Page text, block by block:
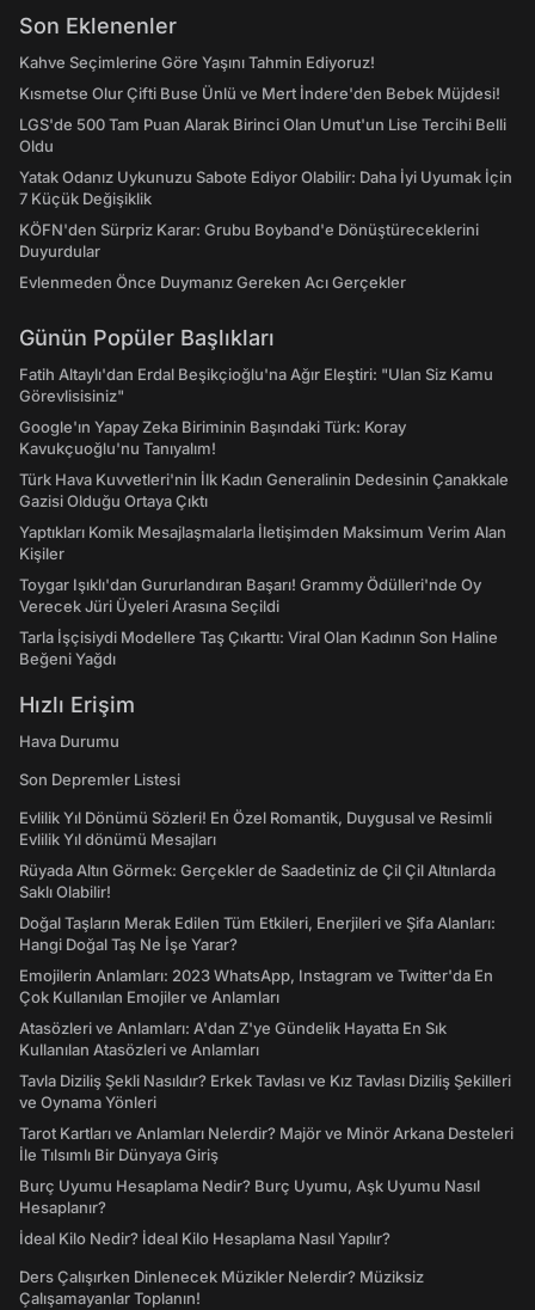
Son Eklenenler
Kahve Seçimlerine Göre Yaşını Tahmin Ediyoruz!
Kısmetse Olur Çifti Buse Ünlü ve Mert İndere'den Bebek Müjdesi!
LGS'de 500 Tam Puan Alarak Birinci Olan Umut'un Lise Tercihi Belli
Oldu
Yatak Odanız Uykunuzu Sabote Ediyor Olabilir: Daha İyi Uyumak İçin
7 Küçük Değişiklik
KÖFN'den Sürpriz Karar: Grubu Boyband'e Dönüştüreceklerini
Duyurdular
Evlenmeden Önce Duymanız Gereken Acı Gerçekler
Günün Popüler Başlıkları
Fatih Altaylı'dan Erdal Beşikçioğlu'na Ağır Eleştiri: "Ulan Siz Kamu
Görevlisisiniz"
Google'ın Yapay Zeka Biriminin Başındaki Türk: Koray
Kavukçuoğlu'nu Tanıyalım!
Türk Hava Kuvvetleri'nin İlk Kadın Generalinin Dedesinin Çanakkale
Gazisi Olduğu Ortaya Çıktı
Yaptıkları Komik Mesajlaşmalarla İletişimden Maksimum Verim Alan
Kişiler
Toygar Işıklı'dan Gururlandıran Başarı! Grammy Ödülleri'nde Oy
Verecek Jüri Üyeleri Arasına Seçildi
Tarla İşçisiydi Modellere Taş Çıkarttı: Viral Olan Kadının Son Haline
Beğeni Yağdı
Hızlı Erişim
Hava Durumu
Son Depremler Listesi
Evlilik Yıl Dönümü Sözleri! En Özel Romantik, Duygusal ve Resimli
Evlilik Yıl dönümü Mesajları
Rüyada Altın Görmek: Gerçekler de Saadetiniz de Çil Çil Altınlarda
Saklı Olabilir!
Doğal Taşların Merak Edilen Tüm Etkileri, Enerjileri ve Şifa Alanları:
Hangi Doğal Taş Ne İşe Yarar?
Emojilerin Anlamları: 2023 WhatsApp, Instagram ve Twitter'da En
Çok Kullanılan Emojiler ve Anlamları
Atasözleri ve Anlamları: A'dan Z'ye Gündelik Hayatta En Sık
Kullanılan Atasözleri ve Anlamları
Tavla Diziliş Şekli Nasıldır? Erkek Tavlası ve Kız Tavlası Diziliş Şekilleri
ve Oynama Yönleri
Tarot Kartları ve Anlamları Nelerdir? Majör ve Minör Arkana Desteleri
İle Tılsımlı Bir Dünyaya Giriş
Burç Uyumu Hesaplama Nedir? Burç Uyumu, Aşk Uyumu Nasıl
Hesaplanır?
İdeal Kilo Nedir? İdeal Kilo Hesaplama Nasıl Yapılır?
Ders Çalışırken Dinlenecek Müzikler Nelerdir? Müziksiz
Çalışamayanlar Toplanın!